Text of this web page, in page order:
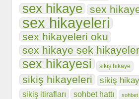
sex hikaye sex
sex hikayeleri
sex hikayeleri oku
sex hikaye sek
sex hikayesi sikiş hikaye
sikiş hikayeleri sikiş
sikiş itirafları sohbet hattı sohbet